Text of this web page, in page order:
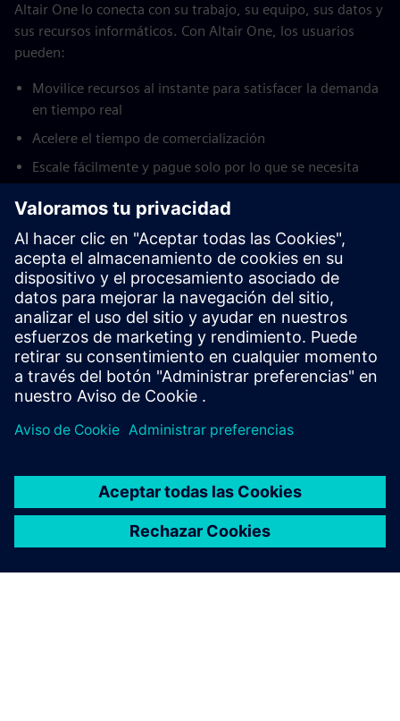
Altair One lo conecta con su trabajo, su equipo, sus datos y
sus recursos informáticos. Con Altair One, los usuarios
pueden:
Movilice recursos al instante para satisfacer la demanda
en tiempo real
Acelere el tiempo de comercialización
Escale fácilmente y pague solo por lo que se necesita
clic de distancia
Déjenos las integraciones para que los usuarios no
necesiten ser expertos en la nube en todas las
plataformas
Más información sobre Altair One